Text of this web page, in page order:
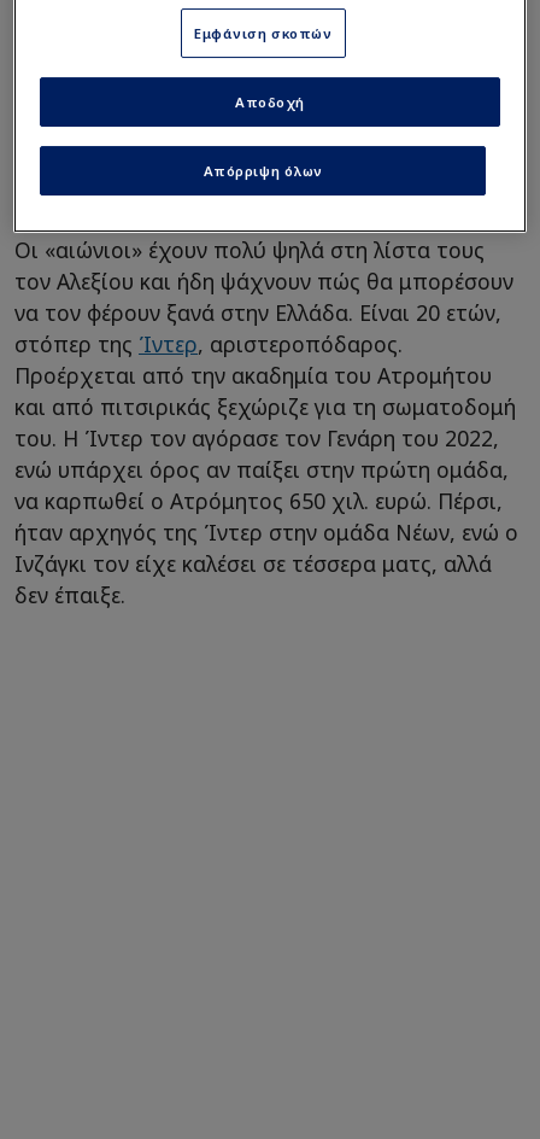
χρόνου να παίζει σε μεγάλη
ελληνική ομάδα!
Δυνατά ο Παναθηναϊκός για
αγορά γκολτζή των 4.5 εκατ.
- Νέα διαπραγμάτευση!
Οι «αιώνιοι» έχουν πολύ ψηλά στη λίστα τους
τον Αλεξίου και ήδη ψάχνουν πώς θα μπορέσουν
να τον φέρουν ξανά στην Ελλάδα. Είναι 20 ετών,
στόπερ της Ίντερ, αριστεροπόδαρος.
Προέρχεται από την ακαδημία του Ατρομήτου
και από πιτσιρικάς ξεχώριζε για τη σωματοδομή
του. Η Ίντερ τον αγόρασε τον Γενάρη του 2022,
ενώ υπάρχει όρος αν παίξει στην πρώτη ομάδα,
να καρπωθεί ο Ατρόμητος 650 χιλ. ευρώ. Πέρσι,
ήταν αρχηγός της Ίντερ στην ομάδα Νέων, ενώ ο
Ινζάγκι τον είχε καλέσει σε τέσσερα ματς, αλλά
δεν έπαιξε.
Εμφάνιση σκοπών
Απόρριψη όλων
Αποδοχή